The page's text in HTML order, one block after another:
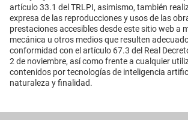
artículo 33.1 del TRLPI, asimismo, también
expresa de las reproducciones y usos de las
prestaciones accesibles desde este sitio web a
mecánica u otros medios que resulten
conformidad con el artículo 67.3 del Real
2 de noviembre, así como frente a cualquier
contenidos por tecnologías de inteligencia
naturaleza y finalidad.